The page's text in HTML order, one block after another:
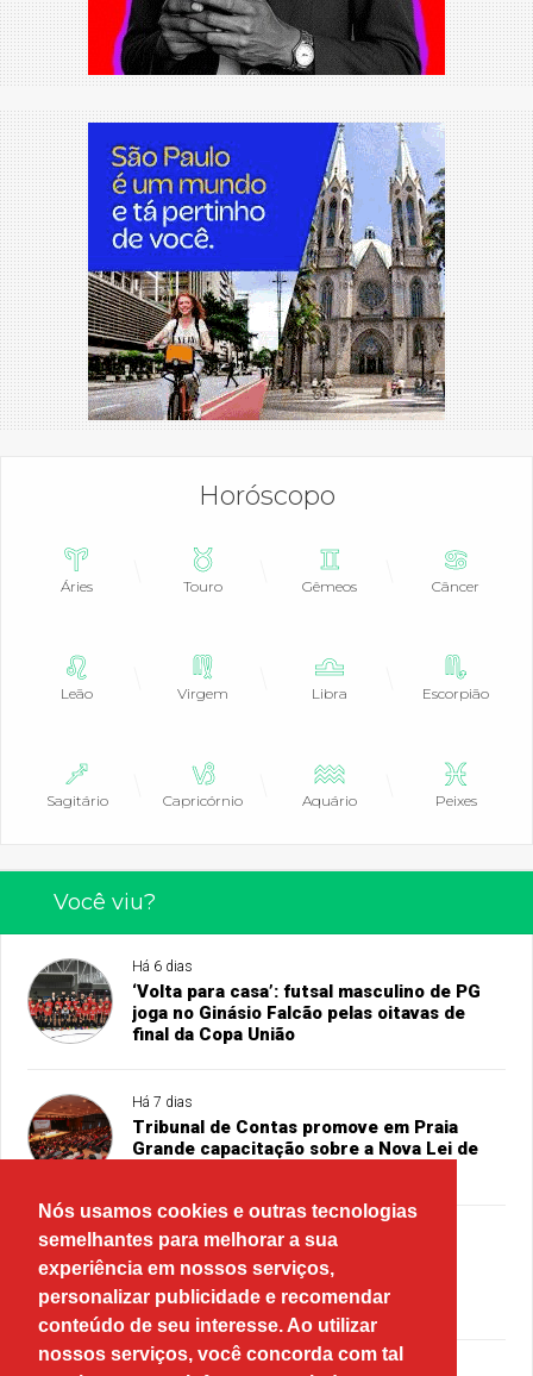
Nós usamos cookies e outras tecnologias
semelhantes para melhorar a sua
experiência em nossos serviços,
personalizar publicidade e recomendar
conteúdo de seu interesse. Ao utilizar
nossos serviços, você concorda com tal
Horóscopo
Áries Touro Gêmeos Câncer
Leão Virgem Libra Escorpião
Sagitário Capricórnio Aquário Peixes
Você viu?
Há 6 dias
‘Volta para casa’: futsal masculino de PG
joga no Ginásio Falcão pelas oitavas de
final da Copa União
Há 7 dias
Tribunal de Contas promove em Praia
Grande capacitação sobre a Nova Lei de
Há 4 dias
PT oficializa candidatura de Lula à
Presidência